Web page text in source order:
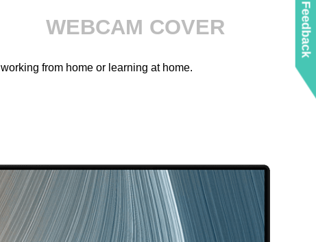
WEBCAM COVER
from home or learning at home.
Feedback